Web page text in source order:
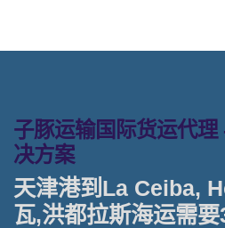
子豚运输国际货运代
决方案
天津港到La Ceiba,
瓦,洪都拉斯海运需